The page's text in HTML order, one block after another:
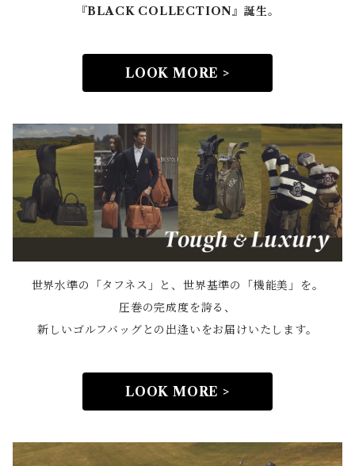
『BLACK COLLECTION』誕生。
LOOK MORE >
世界水準の「タフネス」と、世界基準の「機能美」を。
圧巻の完成度を誇る、
新しいゴルフバッグとの出逢いをお届けいたします。
LOOK MORE >